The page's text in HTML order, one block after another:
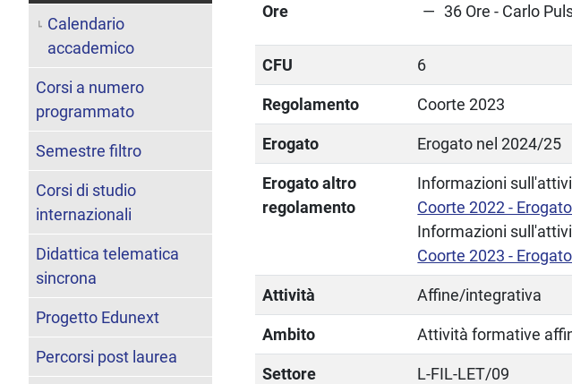
Ore 36 Ore - Carlo
CFU 6
Regolamento Coorte 2023
Erogato Erogato nel 2024/25
Erogato altro
regolamento
Informazioni
Coorte 2022 -
Informazioni
Coorte 2023 -
Attività Affine/integrativa
Ambito Attività formative
Settore L-FIL-LET/09
Calendario
accademico
Corsi a numero
programmato
Semestre filtro
Corsi di studio
internazionali
Didattica telematica
sincrona
Progetto Edunext
Percorsi post laurea